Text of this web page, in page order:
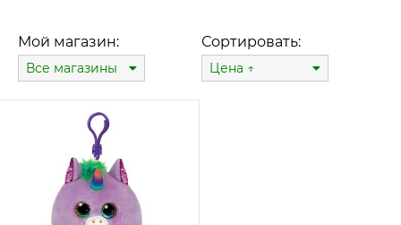
Мой магазин:
Все магазины
Сортировать:
Цена ↑